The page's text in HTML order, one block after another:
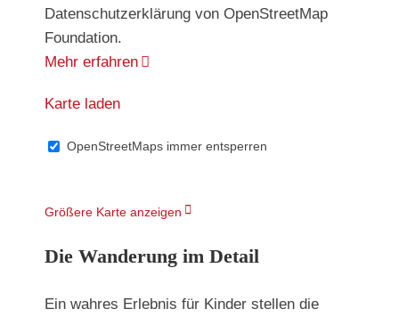
Datenschutzerklärung von OpenStreetMap
Foundation.
Mehr erfahren
Karte laden
OpenStreetMaps immer entsperren
Größere Karte anzeigen
Die Wanderung im Detail
Ein wahres Erlebnis für Kinder stellen die